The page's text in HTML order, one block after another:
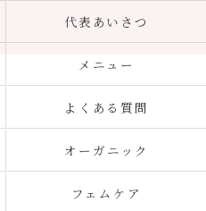
代表あいさつ
メニュー
よくある質問
オーガニック
フェムケア